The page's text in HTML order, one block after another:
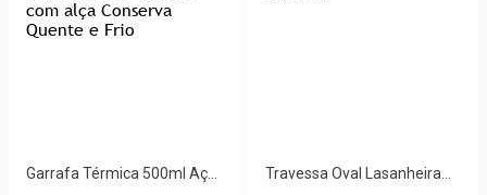
Garrafa Térmica 500ml Aço
Travessa Oval Lasanheira